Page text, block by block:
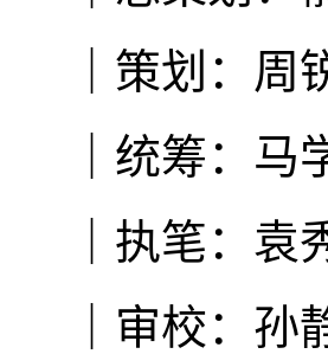
｜策划：周
｜统筹：马
｜执笔：袁
｜审校：孙